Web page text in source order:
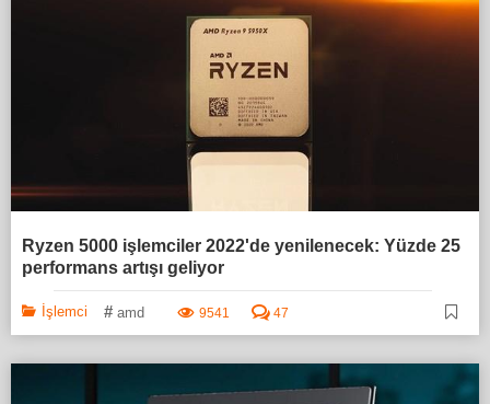
Ryzen 5000 işlemciler 2022'de yenilenecek: Yüzde 25
performans artışı geliyor
İşlemci # amd 9541 47